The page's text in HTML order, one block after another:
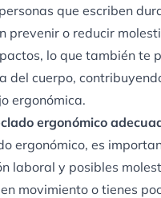
que escriben
prevenir o reducir
lo que también te
del cuerpo,
ergonómica.
ergonómico
ergonómico, es
laboral y posibles
movimiento o tienes